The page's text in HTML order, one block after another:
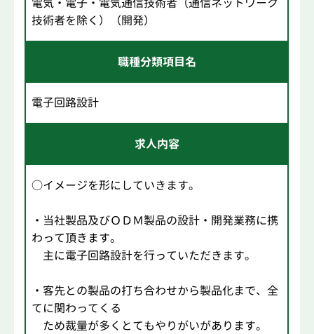
技術者を除く）（開発）
職種分類項目名
電子回路設計
求人内容
○イメージを形にしていきます。
・当社製品及びＯＤＭ製品の設計・開発業務に携
わって頂きます。
主に電子回路設計を行っていただきます。
・客先との製品の打ち合わせから製品化まで、全
てに関わってくる
ため裁量が多くとてもやりがいがあります。